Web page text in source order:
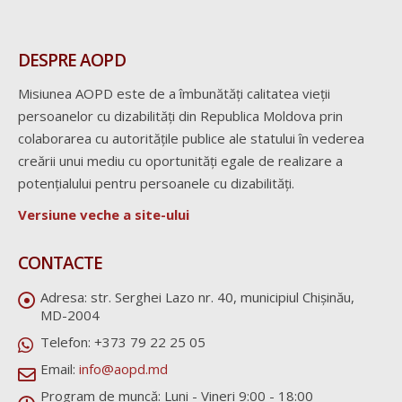
DESPRE AOPD
Misiunea AOPD este de a îmbunătăți calitatea vieții
persoanelor cu dizabilități din Republica Moldova prin
colaborarea cu autoritățile publice ale statului în vederea
creării unui mediu cu oportunități egale de realizare a
potențialului pentru persoanele cu dizabilități.
Versiune veche a site-ului
CONTACTE
Adresa: str. Serghei Lazo nr. 40, municipiul Chișinău,
MD-2004
Telefon: +373 79 22 25 05
Email: info@aopd.md
Program de muncă: Luni - Vineri 9:00 - 18:00